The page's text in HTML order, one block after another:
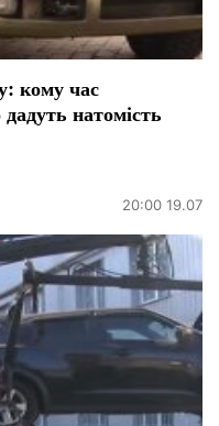
кому час
натомість
20:00 19.07